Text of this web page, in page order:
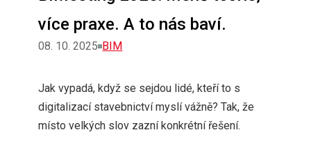
více praxe. A to nás baví.
08. 10. 2025 Rubriky
BIM
Jak vypadá, když se sejdou lidé, kteří to s
digitalizací stavebnictví myslí vážně? Tak, že
místo velkých slov zazní konkrétní řešení.